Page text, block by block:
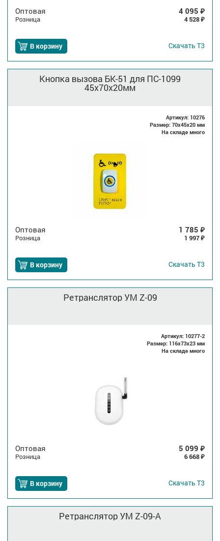
Оптовая 4 095 ₽
Розница 4 528 ₽
В корзину Скачать Т3
Кнопка вызова БК-51 для ПС-1099
45x70x20мм
Артикул: 10276
Размер: 70x45x20 мм
На складе много
Оптовая 1 785 ₽
Розница 1 997 ₽
В корзину Скачать Т3
Ретранслятор УМ Z-09
Артикул: 10277-2
Размер: 116x73x23 мм
На складе много
Оптовая 5 099 ₽
Розница 6 668 ₽
В корзину Скачать Т3
Ретранслятор УМ Z-09-A